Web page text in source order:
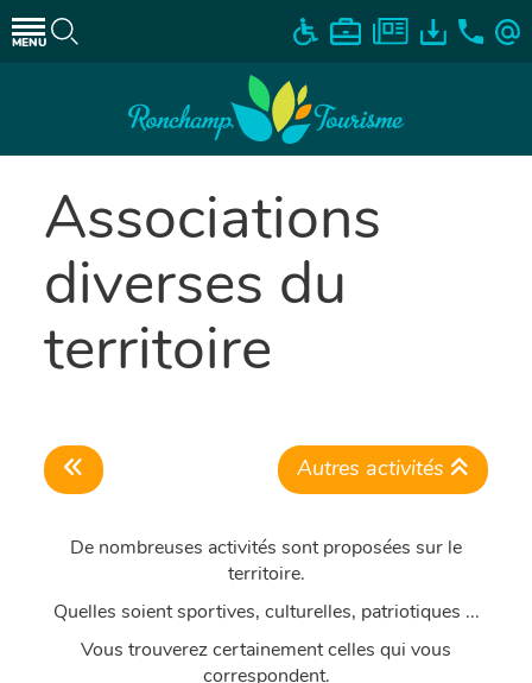
MENU
Autres activités
Associations
diverses du
territoire
De nombreuses activités sont proposées sur le
territoire.
Quelles soient sportives, culturelles, patriotiques ...
Vous trouverez certainement celles qui vous
correspondent.